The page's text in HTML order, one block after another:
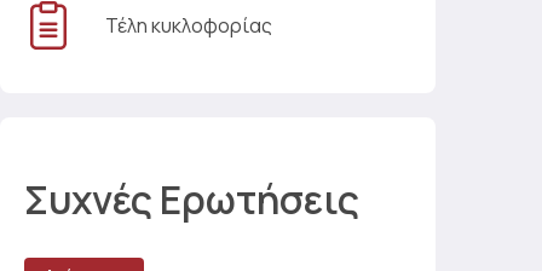
Τέλη κυκλοφορίας
Συχνές Ερωτήσεις